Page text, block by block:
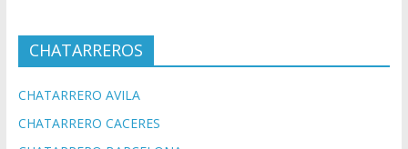
CHATARREROS
CHATARRERO AVILA
CHATARRERO CACERES